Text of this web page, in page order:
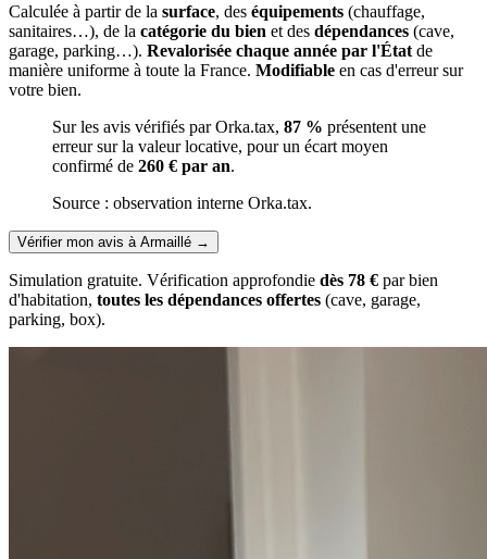
Calculée à partir de la surface, des équipements (chauffage,
sanitaires…), de la catégorie du bien et des dépendances (cave,
garage, parking…). Revalorisée chaque année par l'État de
manière uniforme à toute la France. Modifiable en cas d'erreur sur
votre bien.
Sur les avis vérifiés par Orka.tax, 87 % présentent une
erreur sur la valeur locative, pour un écart moyen
confirmé de 260 € par an.
Source : observation interne Orka.tax.
Vérifier mon avis à Armaillé →
Simulation gratuite. Vérification approfondie dès 78 € par bien
d'habitation, toutes les dépendances offertes (cave, garage,
parking, box).